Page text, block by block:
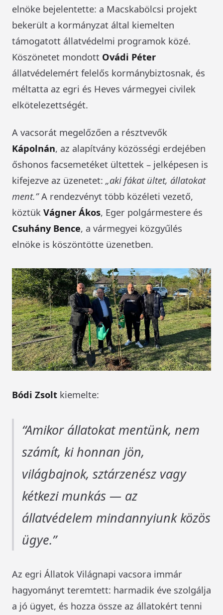
elnöke bejelentette: a Macskabölcsi projekt
bekerült a kormányzat által kiemelten
támogatott állatvédelmi programok közé.
Köszönetet mondott Ovádi Péter
állatvédelemért felelős kormánybiztosnak, és
méltatta az egri és Heves vármegyei civilek
elkötelezettségét.
A vacsorát megelőzően a résztvevők
Kápolnán, az alapítvány közösségi erdejében
őshonos facsemetéket ültettek – jelképesen is
kifejezve az üzenetet: „aki fákat ültet, állatokat
ment.”A rendezvényt több közéleti vezető,
köztük Vágner Ákos, Eger polgármestere és
Csuhány Bence, a vármegyei közgyűlés
elnöke is köszöntötte üzenetben.
Bódi Zsolt kiemelte:
Amikor állatokat mentünk, nem
számít, ki honnan jön,
világbajnok, sztárzenész vagy
kétkezi munkás — az
állatvédelem mindannyiunk közös
ügye.
Az egri Állatok Világnapi vacsora immár
hagyományt teremtett: harmadik éve szolgálja
a jó ügyet, és hozza össze az állatokért tenni